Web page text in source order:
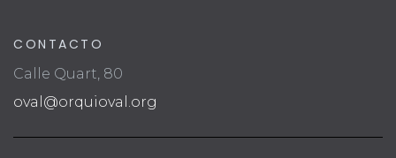
CONTACTO
Calle Quart, 80
oval@orquioval.org